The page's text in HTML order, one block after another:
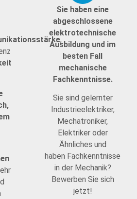
,
Sie haben eine
abgeschlossene
elektrotechnische
Ausbildung und im
besten Fall
mechanische
Fachkenntnisse.
Sie sind gelernter
Industrieelektriker,
Mechatroniker,
Elektriker oder
Ähnliches und
haben Fachkenntnisse
in der Mechanik?
Bewerben Sie sich
jetzt!